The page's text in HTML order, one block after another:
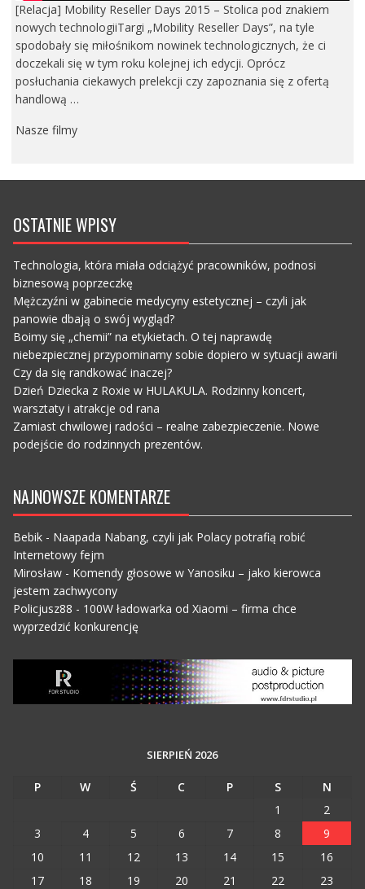
[Relacja] Mobility Reseller Days 2015 – Stolica pod znakiem
nowych technologiiTargi „Mobility Reseller Days”, na tyle
spodobały się miłośnikom nowinek technologicznych, że ci
doczekali się w tym roku kolejnej ich edycji. Oprócz
posłuchania ciekawych prelekcji czy zapoznania się z ofertą
handlową …
Nasze filmy
OSTATNIE WPISY
Technologia, która miała odciążyć pracowników, podnosi
biznesową poprzeczkę
Mężczyźni w gabinecie medycyny estetycznej – czyli jak
panowie dbają o swój wygląd?
Boimy się „chemii” na etykietach. O tej naprawdę
niebezpiecznej przypominamy sobie dopiero w sytuacji awarii
Czy da się randkować inaczej?
Dzień Dziecka z Roxie w HULAKULA. Rodzinny koncert,
warsztaty i atrakcje od rana
Zamiast chwilowej radości – realne zabezpieczenie. Nowe
podejście do rodzinnych prezentów.
NAJNOWSZE KOMENTARZE
Bebik- Naapada Nabang, czyli jak Polacy potrafią robić
Internetowy fejm
Mirosław- Komendy głosowe w Yanosiku – jako kierowca
jestem zachwycony
Policjusz88 - 100W ładowarka od Xiaomi – firma chce
wyprzedzić konkurencję
SIERPIEŃ 2026
P W Ś C P S
N
1
2
3
4 5 6 7 8
9
10
11 12 13 14 15
16
17
18 19 20 21 22 23